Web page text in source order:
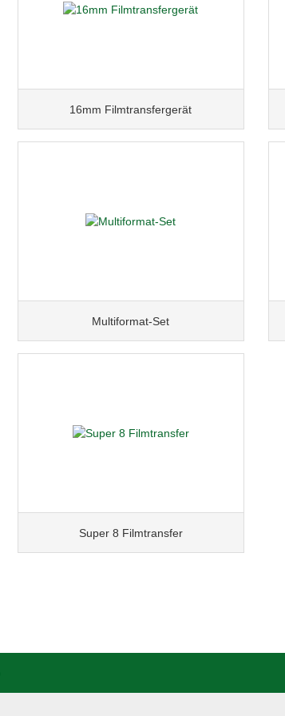
16mm Filmtransfergerät
Multiformat-Set
Super 8 Filmtransfer